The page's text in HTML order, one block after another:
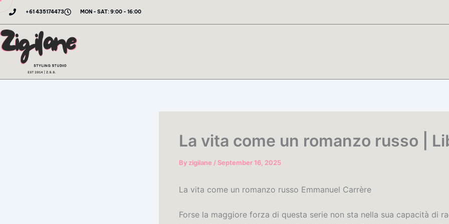
Skip
content
+61 435174473 MON - SAT: 9:00 - 16:00
La vita come un romanzo russo |
By zigilane /September 16, 2025
La vita come un romanzo russo Emmanuel Carrère
Forse la maggiore forza di questa serie non sta nella sua capacità di